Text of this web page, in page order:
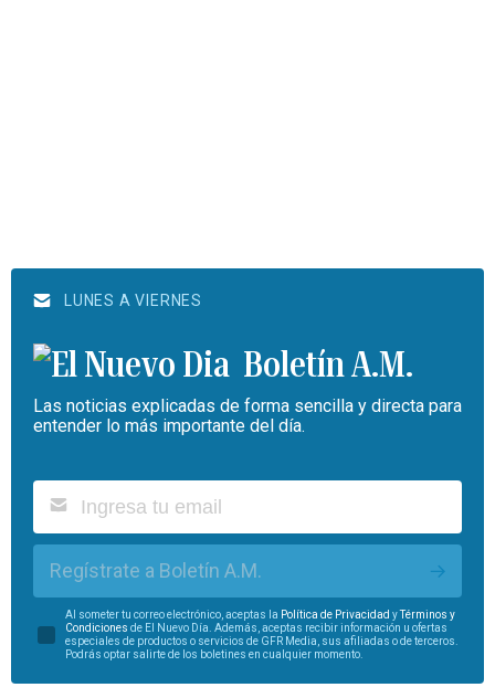
LUNES A VIERNES
Boletín A.M.
Las noticias explicadas de forma sencilla y directa para
entender lo más importante del día.
Regístrate a Boletín A.M.
Al someter tu correo electrónico, aceptas la Política de Privacidad yTérminos y
Condiciones de El Nuevo Día. Además, aceptas recibir información u ofertas
especiales de productos o servicios de GFR Media, sus afiliadas o de terceros.
Podrás optar salirte de los boletines en cualquier momento.